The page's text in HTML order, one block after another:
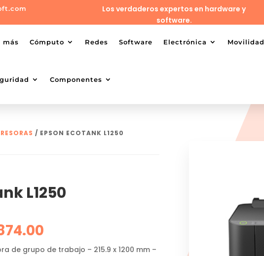
Los verdaderos expertos en hardware y
software.
más Cómputo Redes Software Electrónica Movilidad
Componentes
/ EPSON ECOTANK L1250
L1250
de grupo de trabajo – 215.9 x 1200 mm –